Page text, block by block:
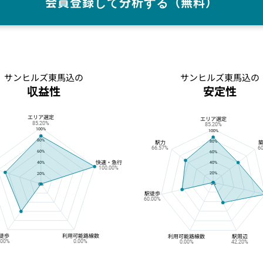
サンヒルズ東馬込の
収益性
サンヒルズ東馬込の収益性
100%
80%
60%
40%
20%
0%
エリア選定
85.20%
歩
利用可能路線数
0.00%
快速・急行
100.00%
サンヒルズ東馬込の
安定性
100%
80%
60%
40%
20%
0%
エリア選定
85.20%
駅力
66.57%
駅徒歩
60.00%
利用可能路線数
0.00%
駅周辺
42.20%